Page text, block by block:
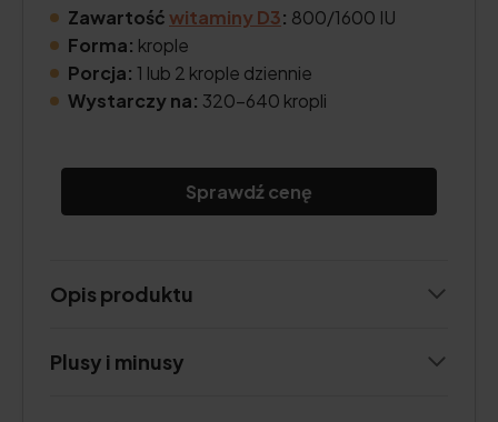
Zawartośćwitaminy D3: 800/1600 IU
Forma: krople
Porcja: 1 lub 2 krople dziennie
Wystarczy na: 320–640 kropli
Sprawdź cenę
Opis produktu
Plusy i minusy